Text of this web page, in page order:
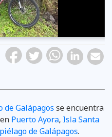
Galápagos se encuentra
Puerto Ayora, Isla Santa
de Galápagos.